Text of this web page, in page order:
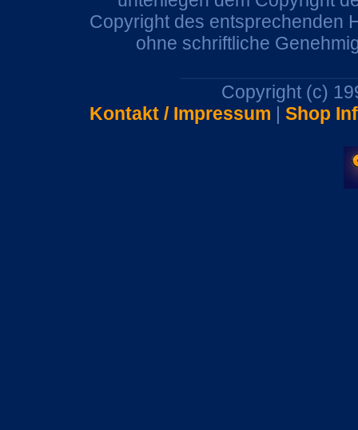
Copyright des entsprechenden
ohne schriftliche
Copyright (c)
Kontakt / Impressum | Shop